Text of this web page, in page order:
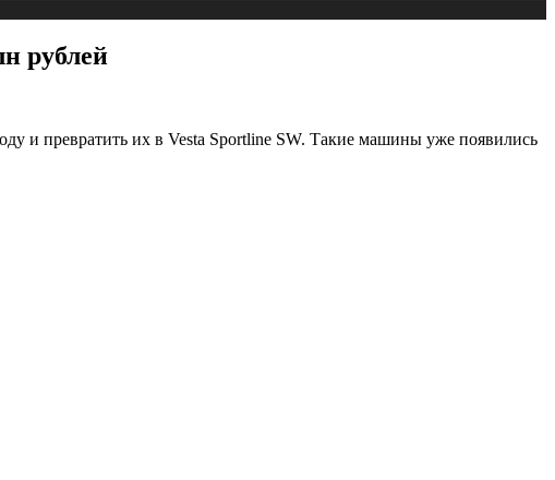
рублей
и превратить их в Vesta Sportline SW. Такие машины уже появились